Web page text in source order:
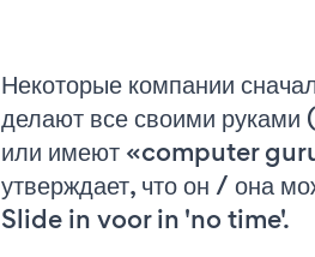
Некоторые компании
делают все своими
или имеют «computer
утверждает, что он / она
Slide in voor in 'no time'.